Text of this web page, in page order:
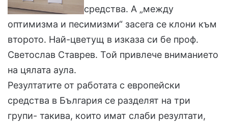
средства. А „между
оптимизма и песимизми“ засега се клони към
второто. Най-цветущ в изказа си бе проф.
Светослав Ставрев. Той привлече вниманието
на цялата аула.
Резултатите от работата с европейски
средства в България се разделят на три
групи- такива, които имат слаби резултати,